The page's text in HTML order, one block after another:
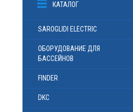
КАТАЛОГ
SAROGLIDI ELECTRIC
ОБОРУДОВАНИЕ ДЛЯ
БАССЕЙНОВ
FINDER
DKC